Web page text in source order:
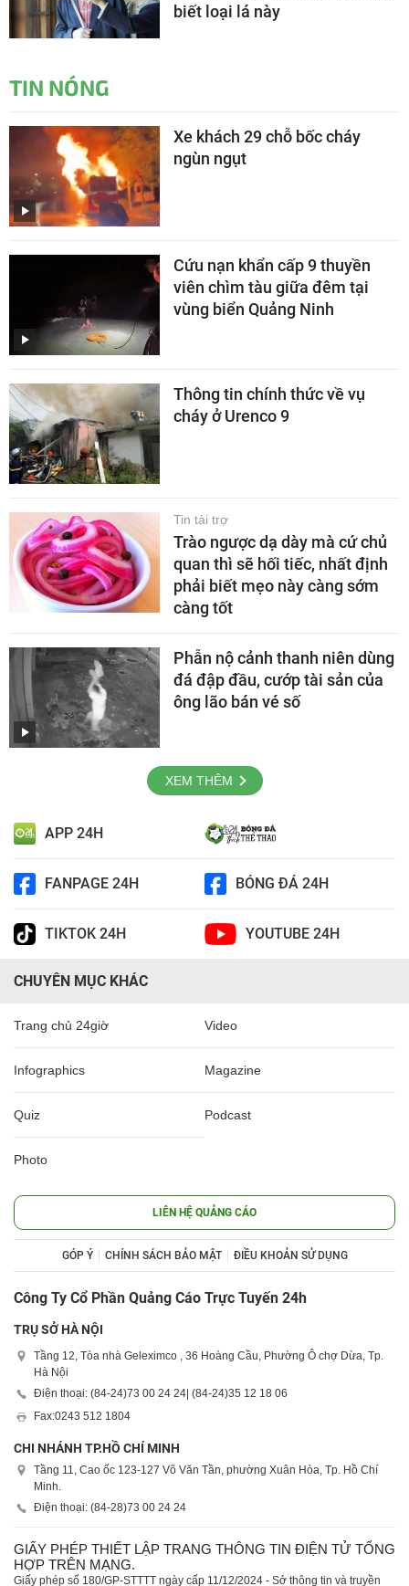
biết loại lá này
TIN NÓNG
Xe khách 29 chỗ bốc cháy
ngùn ngụt
Cứu nạn khẩn cấp 9 thuyền
viên chìm tàu giữa đêm tại
vùng biển Quảng Ninh
Thông tin chính thức về vụ
cháy ở Urenco 9
Tin tài trợ
Trào ngược dạ dày mà cứ chủ
quan thì sẽ hối tiếc, nhất định
phải biết mẹo này càng sớm
càng tốt
Phẫn nộ cảnh thanh niên dùng
đá đập đầu, cướp tài sản của
ông lão bán vé số
XEM THÊM
APP 24H
FANPAGE 24H BÓNG ĐÁ 24H
TIKTOK 24H YOUTUBE 24H
CHUYÊN MỤC KHÁC
Trang chủ 24giờ Video
Infographics Magazine
Quiz Podcast
Photo
LIÊN HỆ QUẢNG CÁO
GÓP Ý CHÍNH SÁCH BẢO MẬT ĐIỀU KHOẢN SỬ DỤNG
Công Ty Cổ Phần Quảng Cáo Trực Tuyến 24h
TRỤ SỞ HÀ NỘI
Tầng 12, Tòa nhà Geleximco , 36 Hoàng Cầu, Phường Ô chợ Dừa, Tp.
Hà Nội
Điện thoại: (84-24)73 00 24 24| (84-24)35 12 18 06
Fax:0243 512 1804
CHI NHÁNH TP.HỒ CHÍ MINH
Tầng 11, Cao ốc 123-127 Võ Văn Tần, phường Xuân Hòa, Tp. Hồ Chí
Minh.
Điện thoại: (84-28)73 00 24 24
GIẤY PHÉP THIẾT LẬP TRANG THÔNG TIN ĐIỆN TỬ TỔNG
HỢP TRÊN MẠNG.
Giấy phép số 180/GP-STTTT ngày cấp 11/12/2024 - Sở thông tin và truyền